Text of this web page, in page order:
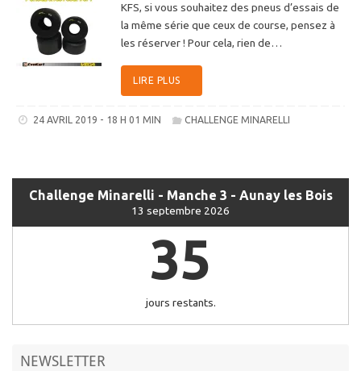
KFS, si vous souhaitez des pneus d’essais de
la même série que ceux de course, pensez à
les réserver ! Pour cela, rien de…
LIRE PLUS
24 AVRIL 2019 - 18 H 01 MIN CHALLENGE MINARELLI
Challenge Minarelli - Manche 3 - Aunay les Bois
13 septembre 2026
35
jours restants.
NEWSLETTER